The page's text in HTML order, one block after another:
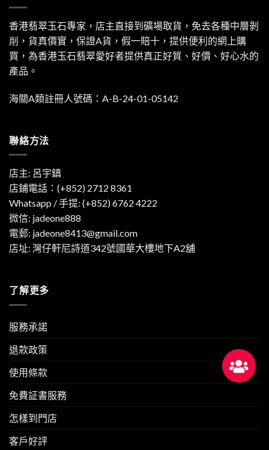
香港翡翠玉石專家，店主直接到礦場取貨，免去各種中層剝
削，貨真價實，保證A貨，假一賠十，提供便利的網上購
買，為香港玉石翡翠愛好者提供真正好質、好價、好心水的
產品。
海關A類註冊人號碼：A-B-24-01-05142
聯絡方法
店主: 呂宇鎮
店鋪電話：(+852) 2712 8361
Whatsapp / 手提: (+852) 6762 4222
微信: jadeone888
電郵: jadeone8413@gmail.com
店址: 灣仔軒尼詩道342號國華大樓地下A2舖
了解更多
服務承諾
退款政策
使用條款
免費証書服務
怎樣到門店
客戶好評